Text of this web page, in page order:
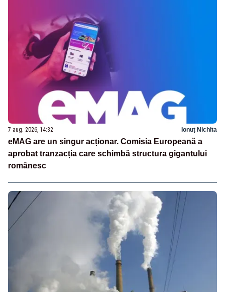
7 aug. 2026, 14:32 Ionuț Nichita
eMAG are un singur acționar. Comisia Europeană a
aprobat tranzacția care schimbă structura gigantului
românesc